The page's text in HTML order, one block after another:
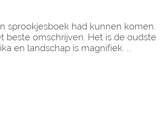
sprookjesboek had kunnen komen.
beste omschrijven. Het is de oudste
en landschap is magnifiek. ...